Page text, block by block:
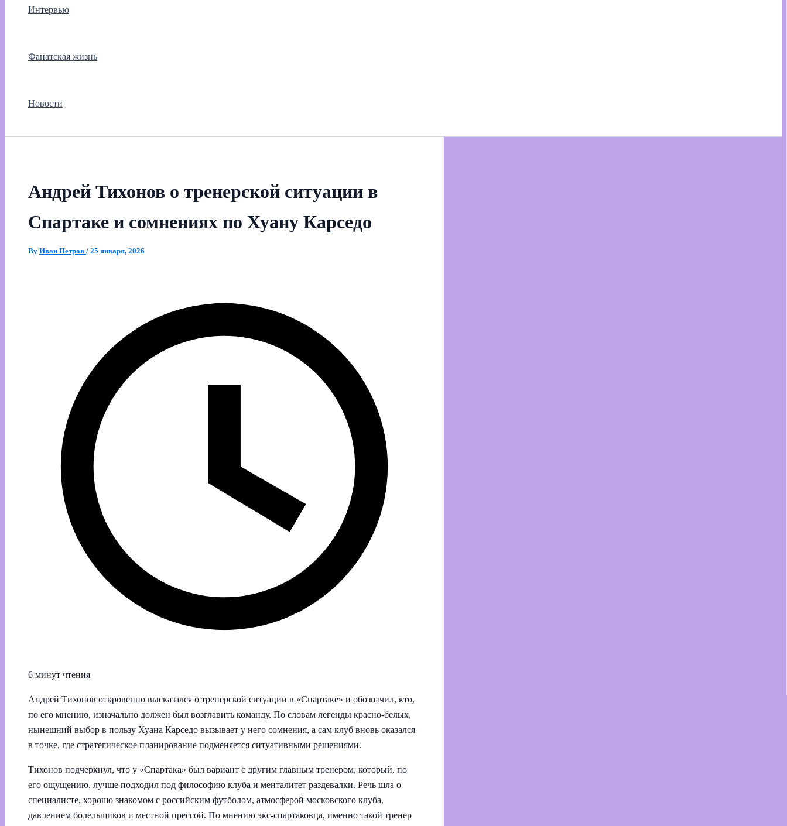
Интервью
Фанатская жизнь
Новости
Андрей Тихонов о тренерской ситуации в
Спартаке и сомнениях по Хуану Карседо
By Иван Петров / 25 января, 2026
6 минут чтения
Андрей Тихонов откровенно высказался о тренерской ситуации в «Спартаке» и обозначил, кто,
по его мнению, изначально должен был возглавить команду. По словам легенды красно-белых,
нынешний выбор в пользу Хуана Карседо вызывает у него сомнения, а сам клуб вновь оказался
в точке, где стратегическое планирование подменяется ситуативными решениями.
Тихонов подчеркнул, что у «Спартака» был вариант с другим главным тренером, который, по
его ощущению, лучше подходил под философию клуба и менталитет раздевалки. Речь шла о
специалисте, хорошо знакомом с российским футболом, атмосферой московского клуба,
давлением болельщиков и местной прессой. По мнению экс-спартаковца, именно такой тренер